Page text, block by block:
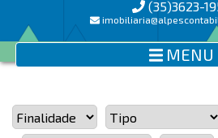
(35)3623-
MENU